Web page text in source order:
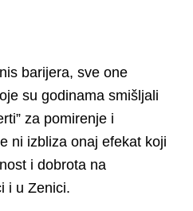
barijera, sve one
su godinama smišljali
za pomirenje i
ni izbliza onaj efekat koji
i dobrota na
i u Zenici.